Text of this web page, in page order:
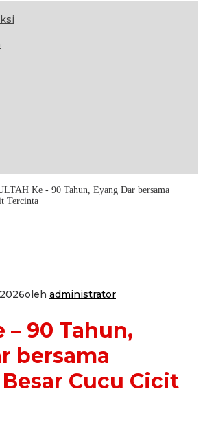
Ke - 90 Tahun, Eyang Dar bersama
Tercinta
oleh administrator
– 90 Tahun,
bersama
Cucu Cicit